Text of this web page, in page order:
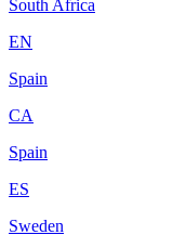
South Africa
EN
Spain
CA
Spain
ES
Sweden